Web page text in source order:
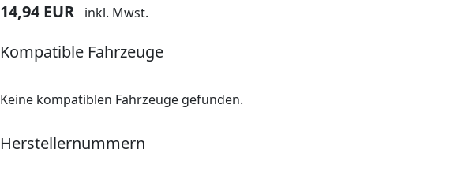
14,94 EUR inkl. Mwst.
Kompatible Fahrzeuge
Keine kompatiblen Fahrzeuge gefunden.
Herstellernummern